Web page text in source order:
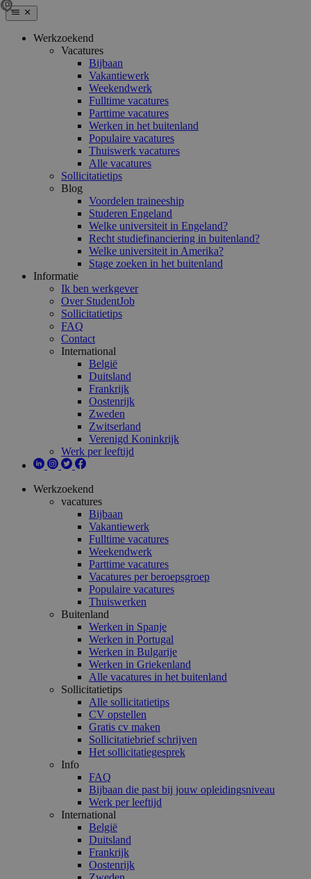
Werkzoekend
Vacatures
Bijbaan
Vakantiewerk
Weekendwerk
Fulltime vacatures
Parttime vacatures
Werken in het buitenland
Populaire vacatures
Thuiswerk vacatures
Alle vacatures
Sollicitatietips
Blog
Voordelen traineeship
Studeren Engeland
Welke universiteit in Engeland?
Recht studiefinanciering in buitenland?
Welke universiteit in Amerika?
Stage zoeken in het buitenland
Informatie
Ik ben werkgever
Over StudentJob
Sollicitatietips
FAQ
Contact
International
België
Duitsland
Frankrijk
Oostenrijk
Zweden
Zwitserland
Verenigd Koninkrijk
Werk per leeftijd
Werkzoekend
vacatures
Bijbaan
Vakantiewerk
Fulltime vacatures
Weekendwerk
Parttime vacatures
Vacatures per beroepsgroep
Populaire vacatures
Thuiswerken
Buitenland
Werken in Spanje
Werken in Portugal
Werken in Bulgarije
Werken in Griekenland
Alle vacatures in het buitenland
Sollicitatietips
Alle sollicitatietips
CV opstellen
Gratis cv maken
Sollicitatiebrief schrijven
Het sollicitatiegesprek
Info
FAQ
Bijbaan die past bij jouw opleidingsniveau
Werk per leeftijd
International
België
Duitsland
Frankrijk
Oostenrijk